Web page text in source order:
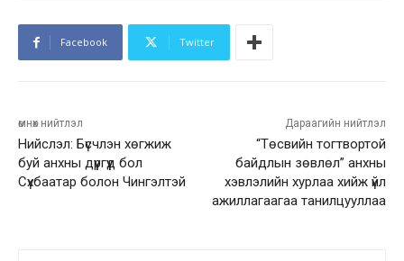
Facebook Twitter
өмнөх нийтлэл
Нийслэл: Бүсчлэн хөгжиж
буй анхны дүүргүүд бол
Сүхбаатар болон Чингэлтэй
Дараагийн нийтлэл
“Төсвийн тогтвортой
байдлын зөвлөл” анхны
хэвлэлийн хурлаа хийж үйл
ажиллагаагаа танилцууллаа